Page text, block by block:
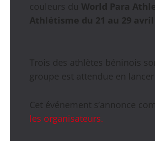
couleurs du World Para
Athlétisme du 21 au 29 avril
Trois des athlètes béninois
groupe est attendue en
Cet événement s’annonce
les organisateurs.